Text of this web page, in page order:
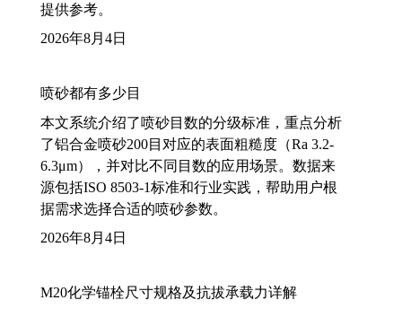
提供参考。
2026年8月4日
喷砂都有多少目
本文系统介绍了喷砂目数的分级标准，重点分析
了铝合金喷砂200目对应的表面粗糙度（Ra 3.2-
6.3μm），并对比不同目数的应用场景。数据来
源包括ISO 8503-1标准和行业实践，帮助用户根
据需求选择合适的喷砂参数。
2026年8月4日
M20化学锚栓尺寸规格及抗拔承载力详解